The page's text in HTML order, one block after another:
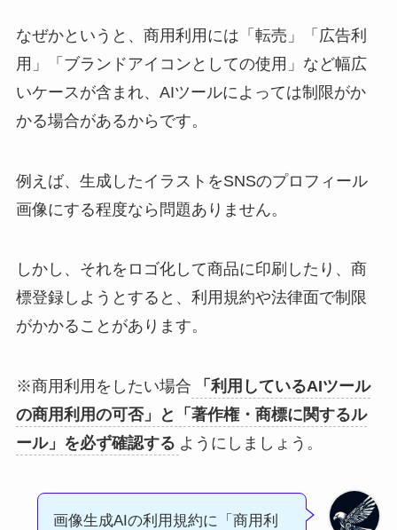
なぜかというと、商用利用には「転売」「広告利
用」「ブランドアイコンとしての使用」など幅広
いケースが含まれ、AIツールによっては制限がか
かる場合があるからです。
例えば、生成したイラストをSNSのプロフィール
画像にする程度なら問題ありません。
しかし、それをロゴ化して商品に印刷したり、商
標登録しようとすると、利用規約や法律面で制限
がかかることがあります。
※商用利用をしたい場合
「利用しているAIツール
の商用利用の可否」と「著作権・商標に関するル
ール」を必ず確認する ようにしましょう。
画像生成AIの利用規約に「商用利